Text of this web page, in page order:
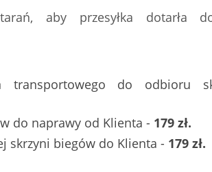
aby przesyłka dotarła
transportowego do odbioru
do naprawy od Klienta - 179 zł.
skrzyni biegów do Klienta - 179 zł.